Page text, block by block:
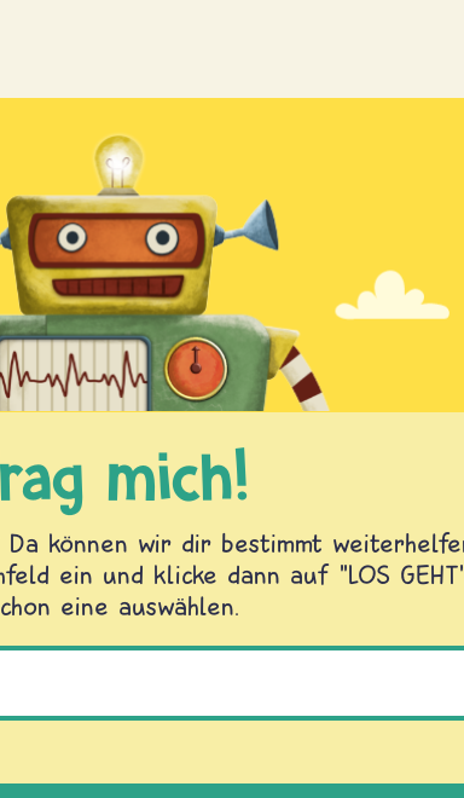
mich!
können wir dir bestimmt
ein und klicke dann auf "LOS
eine auswählen.